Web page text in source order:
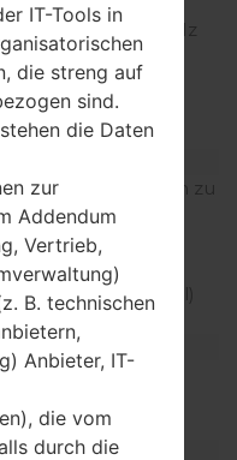
900/1800/1900 MHz
2100 MHz
EDGE
(~25.5% Bildschirm zu
Verhältnis)
x 240 Pixel (~200
der Pixel pro Zoll)
Farben
Li-Ion 1000
IT-Tools in
die streng auf
sind.
die Daten
zur
Addendum
Vertrieb,
B. technischen
Anbieter, IT-
die vom
durch die